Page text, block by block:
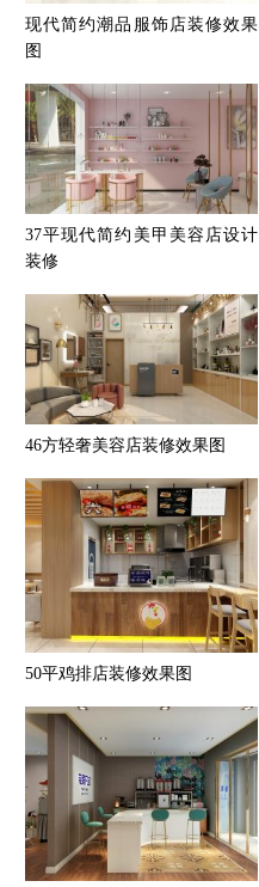
现代简约潮品服饰店装修效果
图
37平现代简约美甲美容店设计
装修
46方轻奢美容店装修效果图
50平鸡排店装修效果图